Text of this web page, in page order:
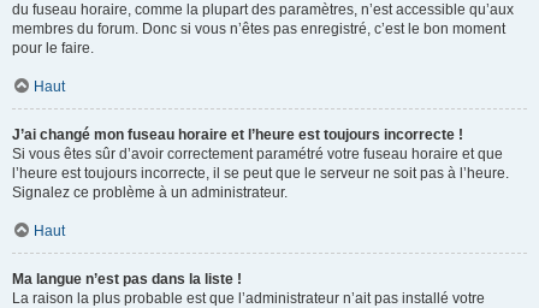
du fuseau horaire, comme la plupart des paramètres, n’est accessible qu’aux
membres du forum. Donc si vous n’êtes pas enregistré, c’est le bon moment
pour le faire.
Haut
J’ai changé mon fuseau horaire et l’heure est toujours incorrecte !
Si vous êtes sûr d’avoir correctement paramétré votre fuseau horaire et que
l’heure est toujours incorrecte, il se peut que le serveur ne soit pas à l’heure.
Signalez ce problème à un administrateur.
Haut
Ma langue n’est pas dans la liste !
La raison la plus probable est que l’administrateur n’ait pas installé votre